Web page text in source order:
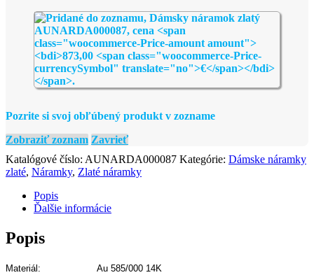
Pozrite si svoj obľúbený produkt v zozname
Zobraziť zoznam Zavrieť
Katalógové číslo: AUNARDA000087 Kategórie: Dámske náramky
zlaté, Náramky, Zlaté náramky
Popis
Ďalšie informácie
Popis
Materiál: Au 585/000 14K